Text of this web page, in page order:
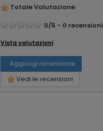
Totale Valutazione:
0/5 - 0 recensioni
Vista valutazioni
Aggiungi recensione
Vedi le recensioni